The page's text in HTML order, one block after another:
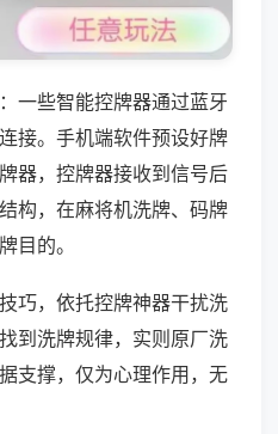
一些智能控牌器通过蓝牙
接。手机端软件预设好牌
器，控牌器接收到信号后
构，在麻将机洗牌、码牌
目的。
巧，依托控牌神器干扰洗
到洗牌规律，实则原厂洗
支撑，仅为心理作用，无